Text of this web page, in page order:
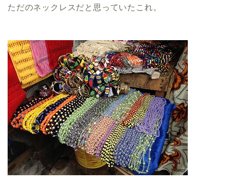
ただのネックレスだと思っていたこれ。